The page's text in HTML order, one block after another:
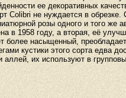
ее декоративных
Colibri не нуждается в обрезке.
розы одного и того же
в 1958 году, а вторая, её
более насыщенный, преобладает
кустики этого сорта едва
аллей, их используют в